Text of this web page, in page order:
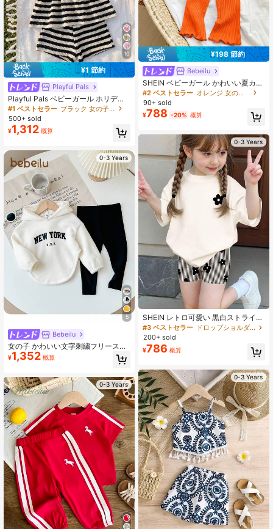
10
¥1 節約
Playful Pals
Playful Pals ベビーガール ホリデー
アウトフィット クリスマス カジュア
ルアウトフィット レッド ホルターネ
ックトップ&ショーツ 夏用2ピースセ
ット! ニットジャカード生地製、ユニ
の芸術性を高め、トップのスカート
デザインと肩のリボン装飾が小さな
女の子の純真さと甘さを演出しま
す。晴れたビーチ、賑やかな遊び
場、温かい家族の集まりなど、あら
ゆるパーティーアクティビティに最
適です。
#1 ベストセラー
ブラック 女の子用ベビーセット
500+ sold
¥1,312 概算
0-3 Years
5
Bebeilu
女の子 かわいい文字刺繍フリースフ
ーデッドアシンメトリートップ&ウエ
スト伸縮性ブラックパンツセット 秋
¥1,352 概算
0-3 Years
¥198 節約
Bebeilu
SHEIN ベビーガール かわいい夏カジ
ュアル 多用途 ニット カラフルスト
ライプ 半袖トップス&ウエスト伸縮
パンツセット
#2 ベストセラー
オレンジ 女の子用ベビーセット
90+ sold
¥788 -20% 概算
0-3 Years
SHEIN レトロ可愛い 黒白ストライ
プ、ミニフローラルプリント、ベビ
ーガール カジュアル ミニマリスト
ラウンドネック ルーズ 半袖Tシャツ
とスキニーバイクショーツ セット、
#3 ベストセラー
ドロップショルダー ベビーガールズTシャツコーデ
200+ sold
¥786 概算
0-3 Years